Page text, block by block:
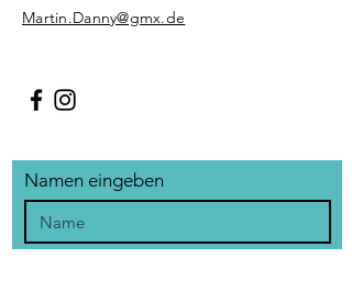
Martin.Danny@gmx.de
Namen eingeben